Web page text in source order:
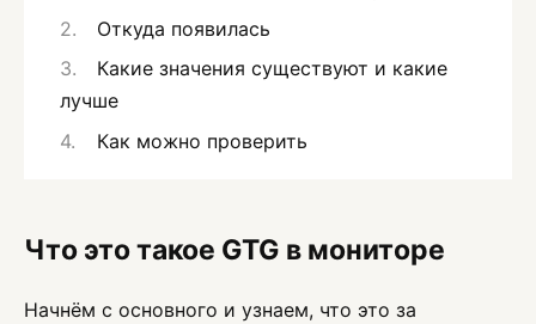
Откуда появилась
Какие значения существуют и какие
лучше
Как можно проверить
Что это такое GTG в мониторе
Начнём с основного и узнаем, что это за